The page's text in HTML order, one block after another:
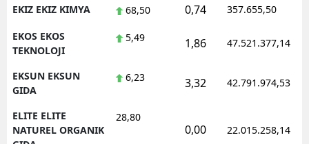
EKIZ EKIZ KIMYA 68,50 0,74 357.655,50
EKOS EKOS
TEKNOLOJI
5,49 1,86 47.521.377,14
EKSUN EKSUN
GIDA
6,23 3,32 42.791.974,53
ELITE ELITE
NATUREL ORGANIK
28,80
0,00 22.015.258,14